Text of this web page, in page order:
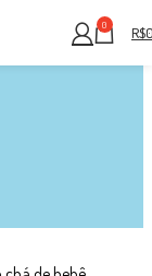
0 R$